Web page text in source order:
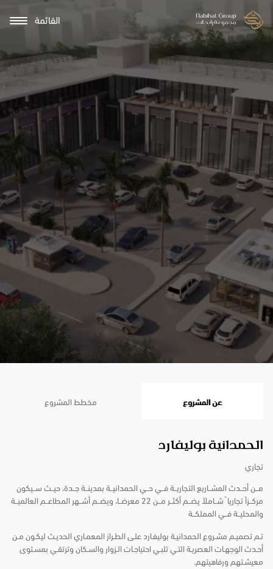
القائمة
عن المشروع مخطط المشروع
الحمدانية بوليفارد
تجاري
مــن أحــدث المشــاريع التجاريــة فــي حــي الحمدانيــة بمدينــة جــدة، حيــث ســيكون
مركــزاً تجاريا ً شــاملاً يضــم أكثــر مــن
معرضــا، ويضــم أشــهر المطاعــم العالميــة
والمحليــة فــي المملكــة
تـم تصميـم مشـروع الحمدانيـة بوليفـارد علـى الطـراز المعمـاري الحديـث ليكـون مـن
أحـدث الوجهـات العصريـة التـي تلبـي احتياجـات الـزوار والسـكان وترتقـي بمسـتوى
معيشـتهم ورفاهيتهم.